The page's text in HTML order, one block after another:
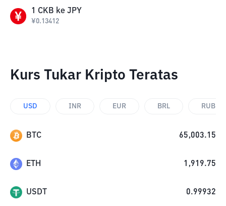
1 CKB ke JPY
¥0.13412
Kurs Tukar Kripto Teratas
USD INR EUR BRL RUB
BTC 65,003.15
ETH 1,919.75
USDT 0.99932